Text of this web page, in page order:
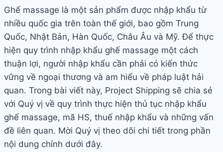
Ghế massage là một sản phẩm được nhập khẩu từ
nhiều quốc gia trên toàn thế giới, bao gồm Trung
Quốc, Nhật Bản, Hàn Quốc, Châu Âu và Mỹ. Để thực
hiện quy trình nhập khẩu ghế massage một cách
thuận lợi, người nhập khẩu cần phải có kiến thức
vững về ngoại thương và am hiểu về pháp luật hải
quan. Trong bài viết này, Project Shipping sẽ chia sẻ
với Quý vị về quy trình thực hiện thủ tục nhập khẩu
ghế massage, mã HS, thuế nhập khẩu và những vấn
đề liên quan. Mời Quý vị theo dõi chi tiết trong phần
nội dung chính dưới đây.